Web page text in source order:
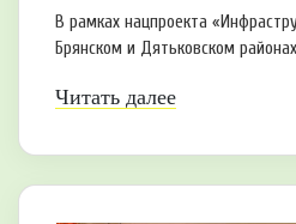
В рамках нацпроекта
Брянском и Дятьковском
Читать далее